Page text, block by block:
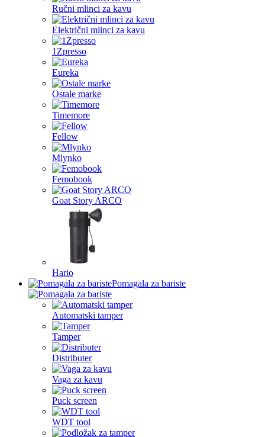
Ručni mlinci za kavu
Električni mlinci za kavu
1Zpresso
Eureka
Ostale marke
Timemore
Fellow
Mlynko
Femobook
Goat Story ARCO
Hario
Pomagala za bariste
Automatski tamper
Tamper
Distributer
Vaga za kavu
Puck screen
WDT tool